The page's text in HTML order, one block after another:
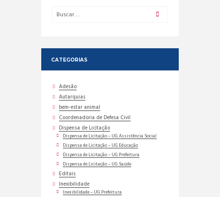
CATEGORIAS
Adesão
Autarquias
bem-estar animal
Coordenadoria de Defesa Civil
Dispensa de Licitação
Dispensa de Licitação – UG Assistência Social
Dispensa de Licitação – UG Educação
Dispensa de Licitação – UG Prefeitura
Dispensa de Licitação – UG Saúde
Editais
Inexibilidade
Inexibilidade – UG Prefeitura